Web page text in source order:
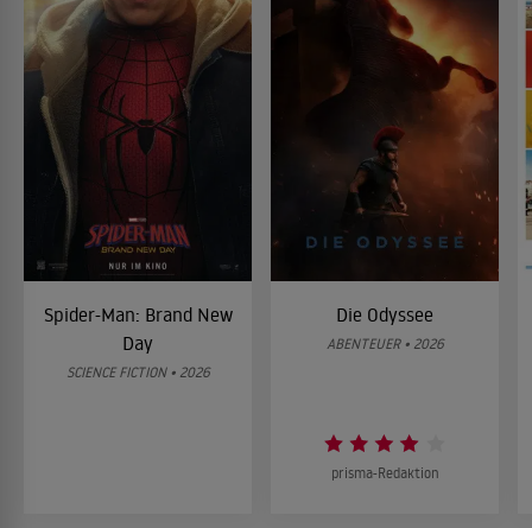
Spider-Man: Brand New
Day
SCIENCE FICTION • 2026
Die Odyssee
ABENTEUER • 2026
prisma-Redaktion